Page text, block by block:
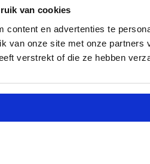
van cookies
content en advertenties te
van onze site met onze
verstrekt of die ze hebben